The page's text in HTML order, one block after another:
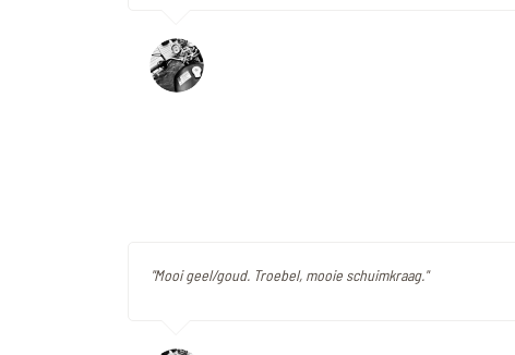
"Mooi geel/goud. Troebel, mooie schuimkraag."